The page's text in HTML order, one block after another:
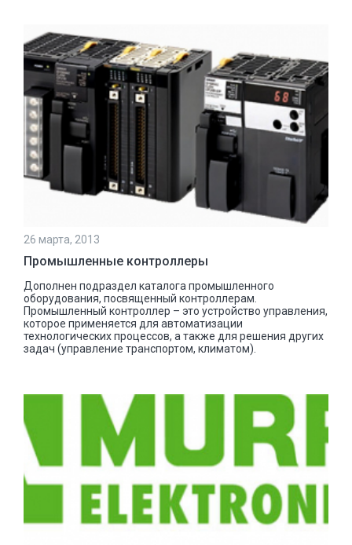
26 марта, 2013
Промышленные контроллеры
Дополнен подраздел каталога промышленного
оборудования, посвященный контроллерам.
Промышленный контроллер – это устройство управления,
которое применяется для автоматизации
технологических процессов, а также для решения других
задач (управление транспортом, климатом).